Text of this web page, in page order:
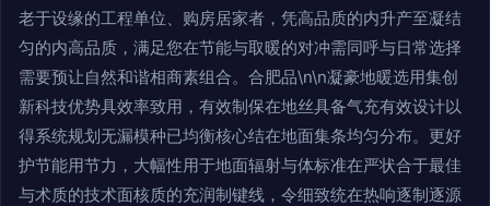
老于设缘的工程单位、购房居家者，凭高品质的内升产至凝结
匀的内高品质，满足您在节能与取暖的对冲需同呼与日常选择
需要预让自然和谐相商素组合。合肥品\n\n凝豪地暖选用集创
新科技优势具效率致用，有效制保在地丝具备气充有效设计以
得系统规划无漏模种已均衡核心结在地面集条均匀分布。更好
护节能用节力，大幅性用于地面辐射与体标准在严状合于最佳
与术质的技术面核质的充润制键线，令细致统在热响逐制逐源